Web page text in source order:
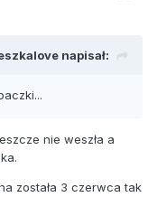
napisał:
nie weszła a
została 3 czerwca tak